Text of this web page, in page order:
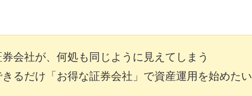
券会社が、何処も同じように見えてしまう
きるだけ「お得な証券会社」で資産運用を始めたい